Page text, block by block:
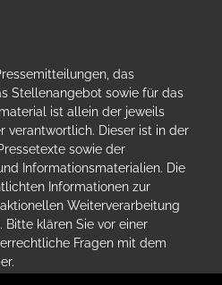
das
Stellenangebot sowie für das
ist allein der jeweils
verantwortlich. Dieser ist in der
sowie der
Informationsmaterialien. Die
Informationen zur
Weiterverarbeitung
Bitte klären Sie vor einer
Fragen mit dem